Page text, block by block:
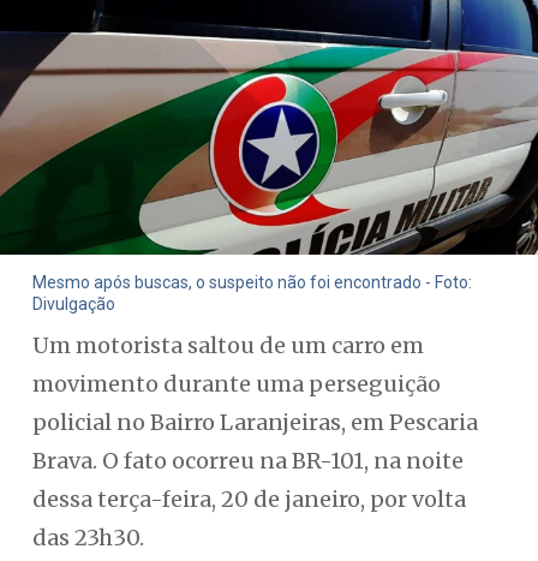
Mesmo após buscas, o suspeito não foi encontrado - Foto:
Divulgação
Um motorista saltou de um carro em
movimento durante uma perseguição
policial no Bairro Laranjeiras, em Pescaria
Brava. O fato ocorreu na BR-101, na noite
dessa terça-feira, 20 de janeiro, por volta
das 23h30.